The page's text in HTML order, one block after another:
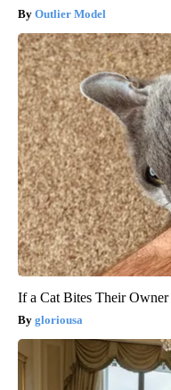
Outlier Model
If a Cat Bites Their
gloriousa